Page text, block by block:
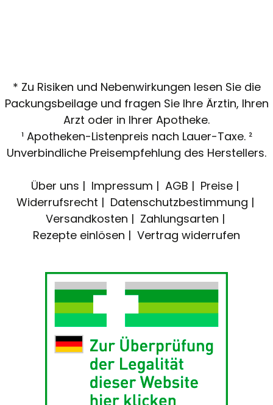
* Zu Risiken und Nebenwirkungen lesen Sie die
Packungsbeilage und fragen Sie Ihre Ärztin, Ihren
Arzt oder in Ihrer Apotheke.
¹ Apotheken-Listenpreis nach Lauer-Taxe. ²
Unverbindliche Preisempfehlung des Herstellers.
Über uns Impressum AGB
Preise
Widerrufsrecht
Datenschutzbestimmung
Versandkosten
Zahlungsarten
Rezepte einlösen
Vertrag widerrufen